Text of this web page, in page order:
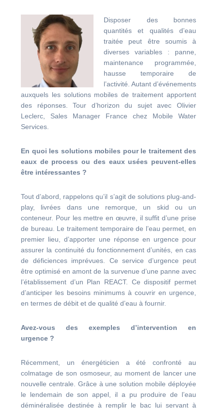
Disposer des bonnes
quantités et qualités d’eau
traitée peut être soumis à
diverses variables : panne,
maintenance programmée,
hausse temporaire de
l’activité. Autant d’événements
auxquels les solutions mobiles de traitement apportent
des réponses. Tour d’horizon du sujet avec Olivier
Leclerc, Sales Manager France chez Mobile Water
Services.
En quoi les solutions mobiles pour le traitement des
eaux de process ou des eaux usées peuvent-elles
être intéressantes ?
Tout d’abord, rappelons qu’il s’agit de solutions plug-and-
play, livrées dans une remorque, un skid ou un
conteneur. Pour les mettre en œuvre, il suffit d’une prise
de bureau. Le traitement temporaire de l’eau permet, en
premier lieu, d’apporter une réponse en urgence pour
assurer la continuité du fonctionnement d’unités, en cas
de déficiences imprévues. Ce service d’urgence peut
être optimisé en amont de la survenue d’une panne avec
l’établissement d’un Plan REACT. Ce dispositif permet
d’anticiper les besoins minimums à couvrir en urgence,
en termes de débit et de qualité d’eau à fournir.
Avez-vous des exemples d’intervention en
urgence ?
Récemment, un énergéticien a été confronté au
colmatage de son osmoseur, au moment de lancer une
nouvelle centrale. Grâce à une solution mobile déployée
le lendemain de son appel, il a pu produire de l’eau
déminéralisée destinée à remplir le bac lui servant à